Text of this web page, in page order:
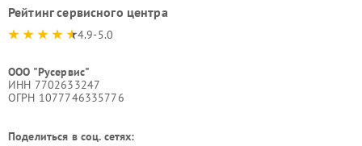
Рейтинг сервисного центра
4.9-5.0
ООО "Русервис"
ИНН 7702633247
ОГРН 1077746335776
Поделиться в соц. сетях: